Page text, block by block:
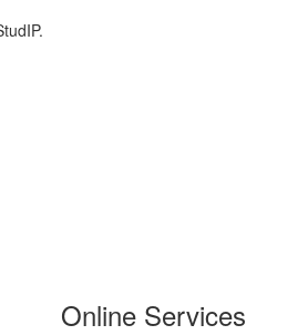
Online Services